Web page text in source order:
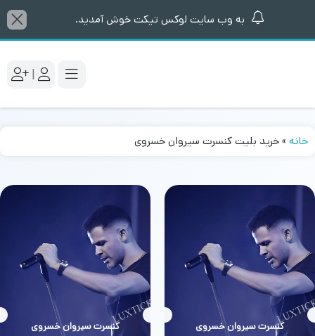
به وب سایت لوکس تیکت خوش آمدید.
|
خانه »خرید بلیت کنسرت سیروان خسروی
بلیط
کنسرت سیروان خسروی بلیط
کنسرت سیروان خسروی